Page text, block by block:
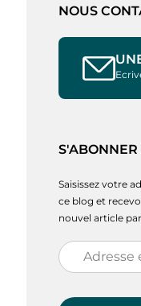
NOUS
Saisissez votre
ce blog et
nouvel article
Adresse
e-
mail